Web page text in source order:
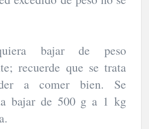
bajar de peso
recuerde que se trata
a comer bien. Se
bajar de 500 g a 1 kg